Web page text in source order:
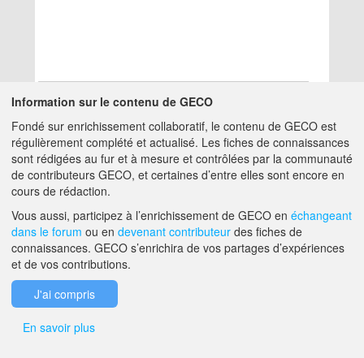
Aucun résultat
A PROPOS DE GECO AIDE
F.A.Q. NOUS CONTACTER
Information sur le contenu de GECO
Fondé sur enrichissement collaboratif, le contenu de GECO est
régulièrement complété et actualisé. Les fiches de connaissances
sont rédigées au fur et à mesure et contrôlées par la communauté
de contributeurs GECO, et certaines d’entre elles sont encore en
cours de rédaction.
Vous aussi, participez à l’enrichissement de GECO en échangeant
dans le forum ou en devenant contributeur des fiches de
connaissances. GECO s’enrichira de vos partages d’expériences
et de vos contributions.
J'ai compris
En savoir plus